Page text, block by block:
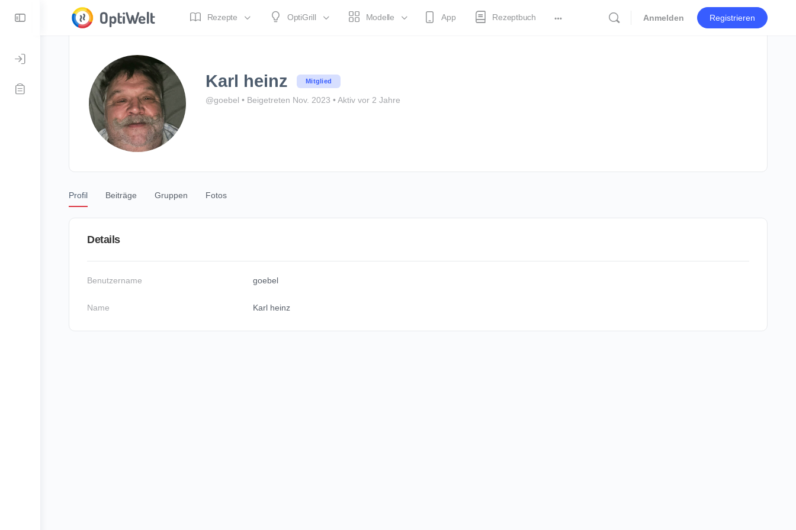
Side
Rezepte OptiGrill Modelle App Rezeptbuch Anmelden Registrieren
Karl heinz Mitglied
@goebel • Beigetreten Nov. 2023 • Aktiv vor 2 Jahre
Profil Beiträge Gruppen Fotos
Details
Benutzername goebel
Name Karl heinz